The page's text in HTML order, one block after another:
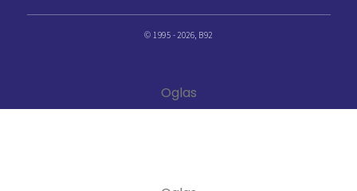
© 1995 - 2026, B92